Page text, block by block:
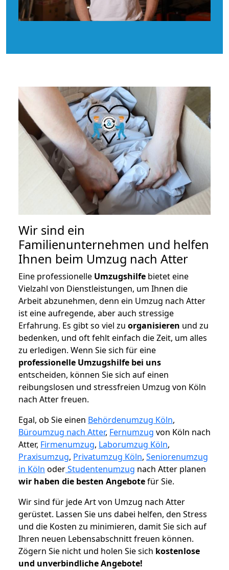
Wir sind ein
Familienunternehmen und helfen
Ihnen beim Umzug nach Atter
Eine professionelle Umzugshilfe bietet eine
Vielzahl von Dienstleistungen, um Ihnen die
Arbeit abzunehmen, denn ein Umzug nach Atter
ist eine aufregende, aber auch stressige
Erfahrung. Es gibt so viel zu organisieren und zu
bedenken, und oft fehlt einfach die Zeit, um alles
zu erledigen. Wenn Sie sich für eine
professionelle Umzugshilfe bei uns
entscheiden, können Sie sich auf einen
reibungslosen und stressfreien Umzug von Köln
nach Atter freuen.
Egal, ob Sie einen Behördenumzug Köln,
Büroumzug nach Atter, Fernumzug von Köln nach
Atter, Firmenumzug, Laborumzug Köln,
Praxisumzug, Privatumzug Köln, Seniorenumzug
in Köln oderStudentenumzug nach Atter planen
wir haben die besten Angebotefür Sie.
Wir sind für jede Art von Umzug nach Atter
gerüstet. Lassen Sie uns dabei helfen, den Stress
und die Kosten zu minimieren, damit Sie sich auf
Ihren neuen Lebensabschnitt freuen können.
Zögern Sie nicht und holen Sie sich kostenlose
und unverbindliche Angebote!